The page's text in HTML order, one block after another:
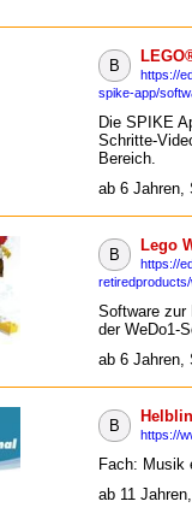
B
https://
spike-app/
Die SPIKE
Schritte-
Bereich.
ab 6 Jahren,
B
Lego
https://
Software zur
der WeDo1-
ab 6 Jahren,
B https://
Fach: Musik
ab 11